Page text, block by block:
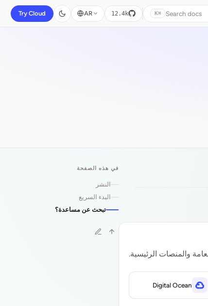
Search docs
⌘K
12.4k
AR
Try Cloud
Digital Ocean
في هذه الصفحة
النشر
البدء السريع
تبحث عن مساعدة؟